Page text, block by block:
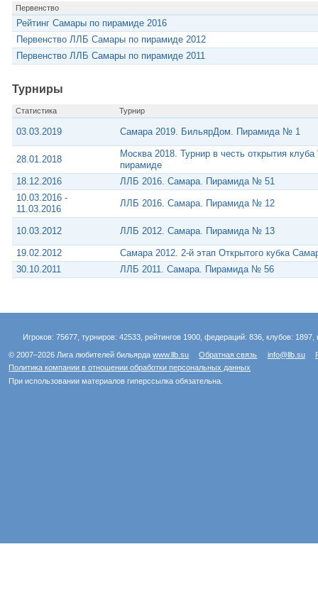
Первенство
Рейтинг Самары по пирамиде 2016
Первенство ЛЛБ Самары по пирамиде 2012
Первенство ЛЛБ Самары по пирамиде 2011
Турниры
Статистика Турнир
03.03.2019 Самара 2019. БильярДом. Пирамида № 1
28.01.2018
Москва 2018. Турнир в честь открытия
пирамиде
18.12.2016
ЛЛБ 2016. Самара. Пирамида № 51
10.03.2016 -
11.03.2016
ЛЛБ 2016. Самара. Пирамида № 12
10.03.2012 ЛЛБ 2012. Самара. Пирамида № 13
19.02.2012
Самара 2012. 2-й этап Открытого кубка
30.10.2011
ЛЛБ 2011. Самара. Пирамида № 56
Игроков: 75677, турниров: 42533, рейтингов 1900, федераций: 836, клубов:
© 2007–2026 Лига любителей бильярдаwww.llb.su Обратная связь info@llb.su
Политика компании в отношении обработки персональных данных
При использовании материалов гиперссылка обязательна.